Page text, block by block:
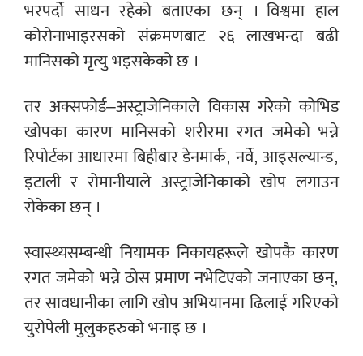
भरपर्दो साधन रहेको बताएका छन् । विश्वमा हाल
कोरोनाभाइरसको संक्रमणबाट २६ लाखभन्दा बढी
मानिसको मृत्यु भइसकेको छ ।
तर अक्सफोर्ड–अस्ट्राजेनिकाले विकास गरेको कोभिड
खोपका कारण मानिसको शरीरमा रगत जमेको भन्ने
रिपोर्टका आधारमा बिहीबार डेनमार्क, नर्वे, आइसल्यान्ड,
इटाली र रोमानीयाले अस्ट्राजेनिकाको खोप लगाउन
रोकेका छन् ।
स्वास्थ्यसम्बन्धी नियामक निकायहरूले खोपकै कारण
रगत जमेको भन्ने ठोस प्रमाण नभेटिएको जनाएका छन्,
तर सावधानीका लागि खोप अभियानमा ढिलाई गरिएको
युरोपेली मुलुकहरुको भनाइ छ ।